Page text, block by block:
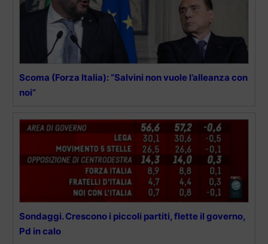
Scoma (Forza Italia): “Salvini non vuole l’alleanza con
noi”
Sondaggi. Crescono i piccoli partiti, flette il governo,
Pd in calo